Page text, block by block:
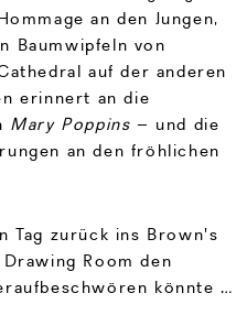
an den Jungen,
Baumwipfeln von
auf der anderen
erinnert an die
Mary Poppins – und die
an den fröhlichen
Tag zurück ins Brown's
Room den
könnte …